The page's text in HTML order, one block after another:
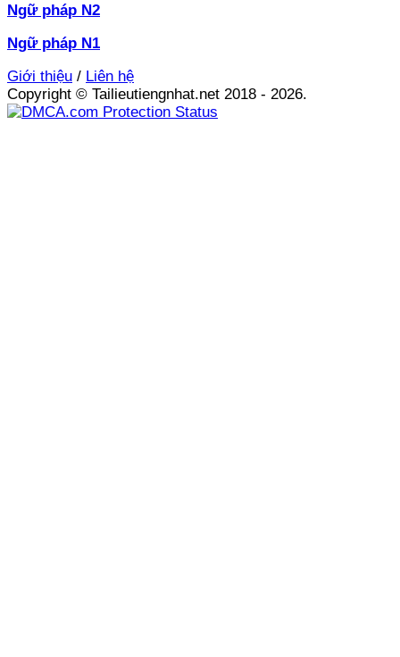
Ngữ pháp N2
Ngữ pháp N1
Giới thiệu / Liên hệ
Copyright © Tailieutiengnhat.net 2018 - 2026.